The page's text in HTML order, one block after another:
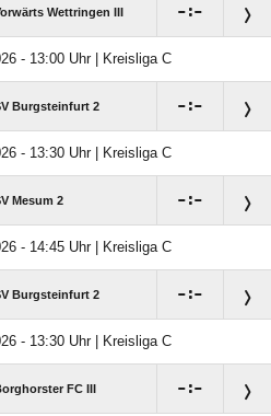
Wettringen III :
- 13:00 Uhr | Kreisliga C
Burgsteinfurt 2 :
- 13:30 Uhr | Kreisliga C
Mesum 2 :
- 14:45 Uhr | Kreisliga C
Burgsteinfurt 2 :
- 13:30 Uhr | Kreisliga C
FC III :